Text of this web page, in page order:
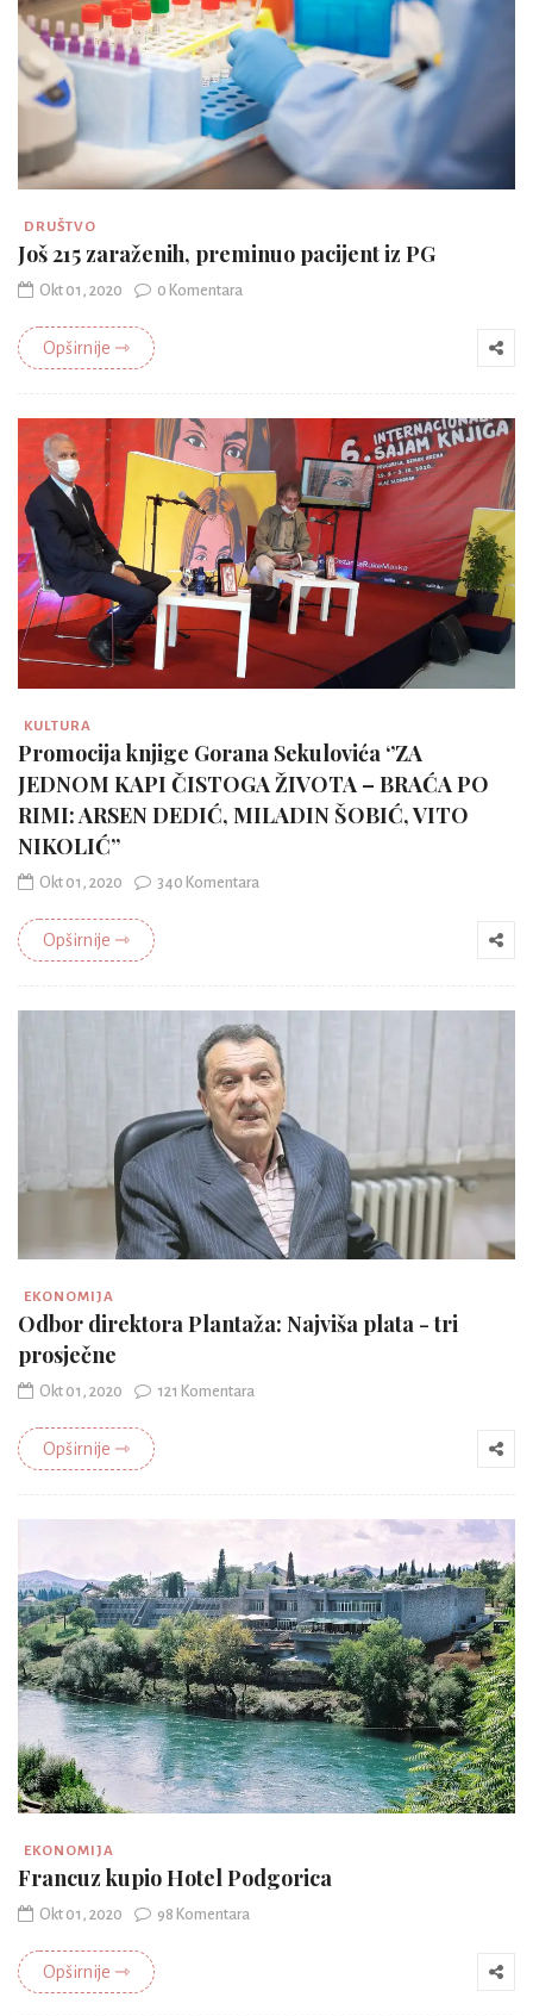
DRUŠTVO
Još 215 zaraženih, preminuo pacijent iz PG
Okt 01, 2020 0 Komentara
Opširnije ⇾
KULTURA
Promocija knjige Gorana Sekulovića ‘’ZA
JEDNOM KAPI ČISTOGA ŽIVOTA – BRAĆA PO
RIMI: ARSEN DEDIĆ, MILADIN ŠOBIĆ, VITO
NIKOLIĆ’’
Okt 01, 2020 340 Komentara
Opširnije ⇾
EKONOMIJA
Odbor direktora Plantaža: Najviša plata - tri
prosječne
Okt 01, 2020 121 Komentara
Opširnije ⇾
EKONOMIJA
Francuz kupio Hotel Podgorica
Okt 01, 2020 98 Komentara
Opširnije ⇾